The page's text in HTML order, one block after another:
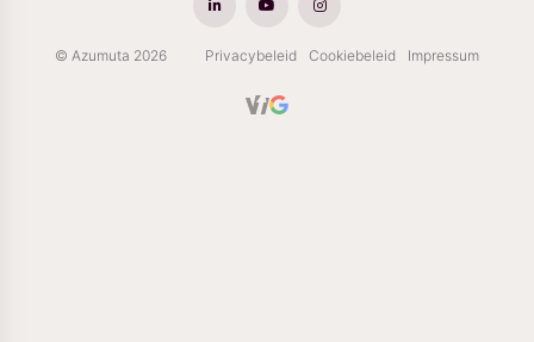
© Azumuta 2026 Privacybeleid Cookiebeleid Impressum